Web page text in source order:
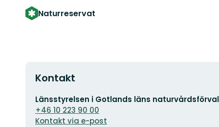
Naturreservat
Kontakt
E-
postadress
Länsstyrelsen i Gotlands läns
+46 10 223 90 00
Kontakt via e-post